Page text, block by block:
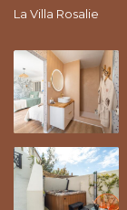
La Villa Rosalie